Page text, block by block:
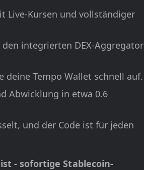
Live-Kursen und vollständiger
integrierten DEX-Aggregator
deine Tempo Wallet schnell auf.
Abwicklung in etwa 0.6
und der Code ist für jeden
- sofortige Stablecoin-